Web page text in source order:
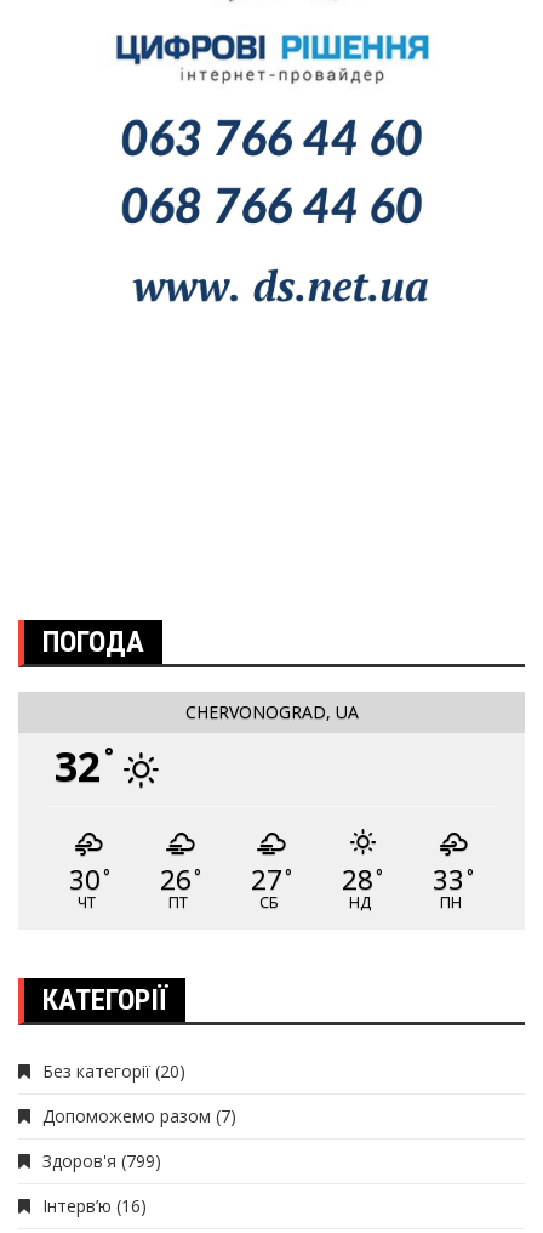
ПОГОДА
CHERVONOGRAD, UA
32 °
30°
ЧТ
26°
ПТ
27°
СБ
28°
НД
33 °
ПН
КАТЕГОРІЇ
Без категорії (20)
Допоможемо разом (7)
Здоров'я (799)
Інтерв’ю (16)